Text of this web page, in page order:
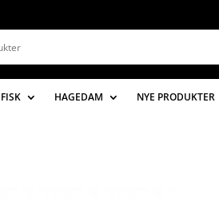
FISK HAGEDAM NYE PRODUKTER